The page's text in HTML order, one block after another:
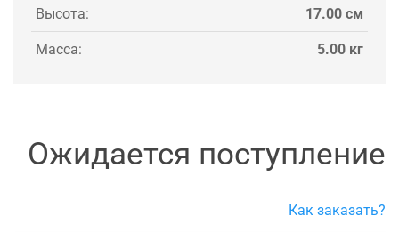
Высота: 17.00 см
Масса: 5.00 кг
Ожидается поступление
Как заказать?